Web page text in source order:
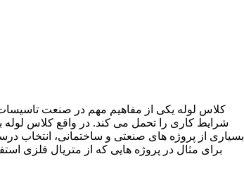
کلاس لوله یکی از مفاهیم مهم در صنعت
شرایط کاری را تحمل می کند. در واقع کلاس لوله
بسیاری از پروژه های صنعتی و ساختمانی، انتخاب
برای مثال در پروژه هایی که از متریال فلزی